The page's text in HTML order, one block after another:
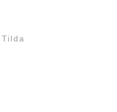
Tilda